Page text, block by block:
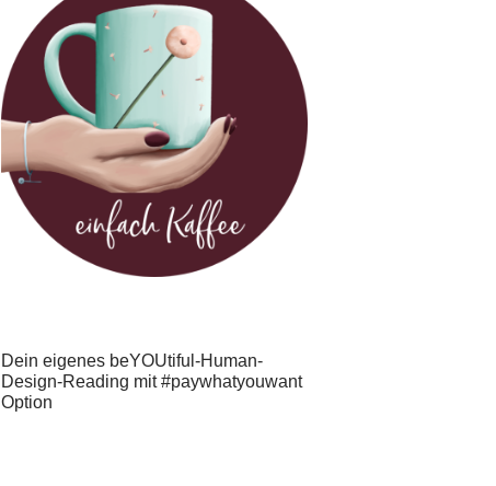
Dein eigenes beYOUtiful-Human-
Design-Reading mit #paywhatyouwant
Option